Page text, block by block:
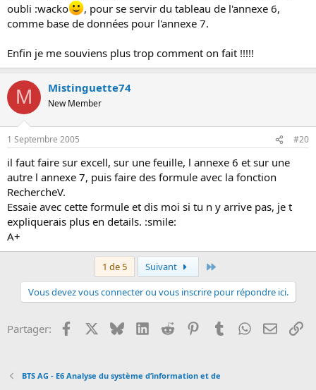
oubli :wacko
, pour se servir du tableau de l'annexe 6,
comme base de données pour l'annexe 7.
Enfin je me souviens plus trop comment on fait !!!!!
M Mistinguette74
New Member
1 Septembre 2005 #20
il faut faire sur excell, sur une feuille, l annexe 6 et sur une
autre l annexe 7, puis faire des formule avec la fonction
RechercheV.
Essaie avec cette formule et dis moi si tu n y arrive pas, je t
expliquerais plus en details. :smile:
A+
1 de 5 Suivant
Vous devez vous connecter ou vous inscrire pour répondre ici.
Partager: Facebook BlueskyLinkedInReddit PinterestTumblrWhatsApp
Email
BTS AG - E6 Analyse du système d’information et de